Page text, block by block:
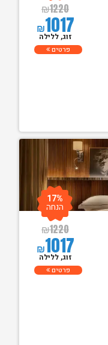
₪1220
₪1017
זוג, ללילה
פרטים
₪1220
₪1017
17%
הנחה
זוג, ללילה
פרטים